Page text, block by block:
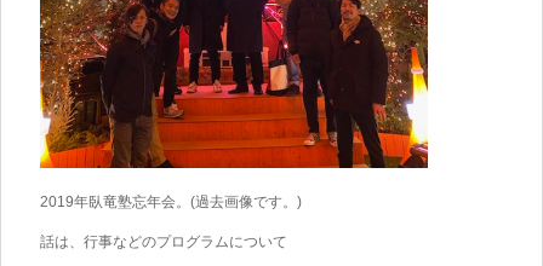
2019年臥竜塾忘年会。(過去画像です。)
話は、行事などのプログラムについて